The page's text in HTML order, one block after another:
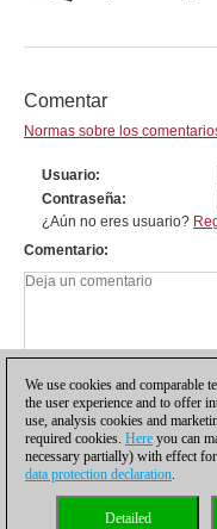
Comentar
Normas sobre los
Usuario
Contraseña
¿Aún no eres usuario?
Comentario
Política de privacidad
We use cookies and comparable
the user experience and to offer
use, analysis cookies and
required cookies. Here you can
necessary partially) with effect
data protection declaration.
Detailed